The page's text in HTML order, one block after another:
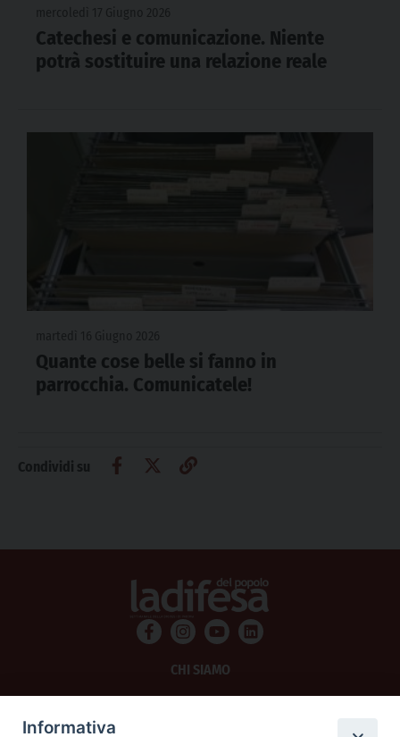
Catechesi e comunicazione. Niente
potrà sostituire una relazione reale
Quante cose belle si fanno in
parrocchia. Comunicatele!
Condividi su
CHI SIAMO
Informativa